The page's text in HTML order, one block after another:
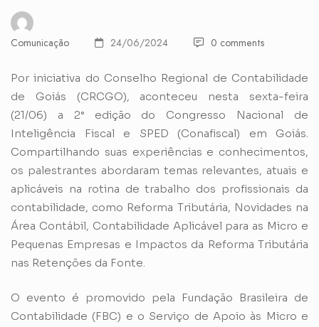
Comunicação 24/06/2024 0 comments
Por iniciativa do Conselho Regional de Contabilidade
de Goiás (CRCGO), aconteceu nesta sexta-feira
(21/06) a 2° edição do Congresso Nacional de
Inteligência Fiscal e SPED (Conafiscal) em Goiás.
Compartilhando suas experiências e conhecimentos,
os palestrantes abordaram temas relevantes, atuais e
aplicáveis na rotina de trabalho dos profissionais da
contabilidade, como Reforma Tributária, Novidades na
Área Contábil, Contabilidade Aplicável para as Micro e
Pequenas Empresas e Impactos da Reforma Tributária
nas Retenções da Fonte.
O evento é promovido pela Fundação Brasileira de
Contabilidade (FBC) e o Serviço de Apoio às Micro e